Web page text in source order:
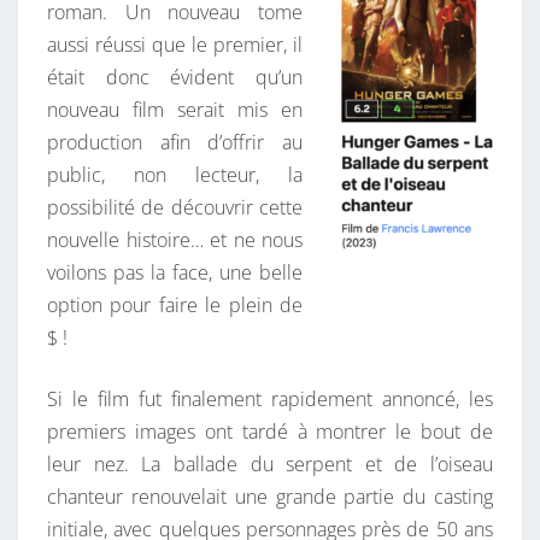
roman. Un nouveau tome
aussi réussi que le premier, il
était donc évident qu’un
nouveau film serait mis en
production afin d’offrir au
public, non lecteur, la
possibilité de découvrir cette
nouvelle histoire… et ne nous
voilons pas la face, une belle
option pour faire le plein de
$ !
Si le film fut finalement rapidement annoncé, les
premiers images ont tardé à montrer le bout de
leur nez. La ballade du serpent et de l’oiseau
chanteur renouvelait une grande partie du casting
initiale, avec quelques personnages près de 50 ans